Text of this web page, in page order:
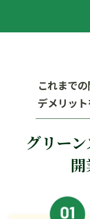
これまで
デメリッ
グリー